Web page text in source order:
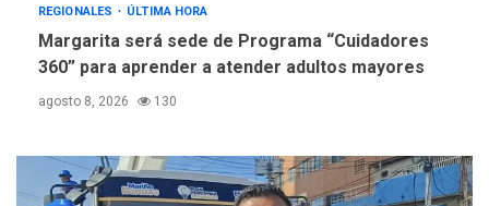
REGIONALES ÚLTIMA HORA
Margarita será sede de Programa “Cuidadores
360” para aprender a atender adultos mayores
agosto 8, 2026 130